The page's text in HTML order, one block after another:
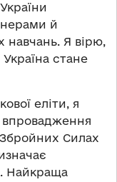
й
навчань. Я вірю,
стане
еліти, я
впровадження
Силах
Найкраща